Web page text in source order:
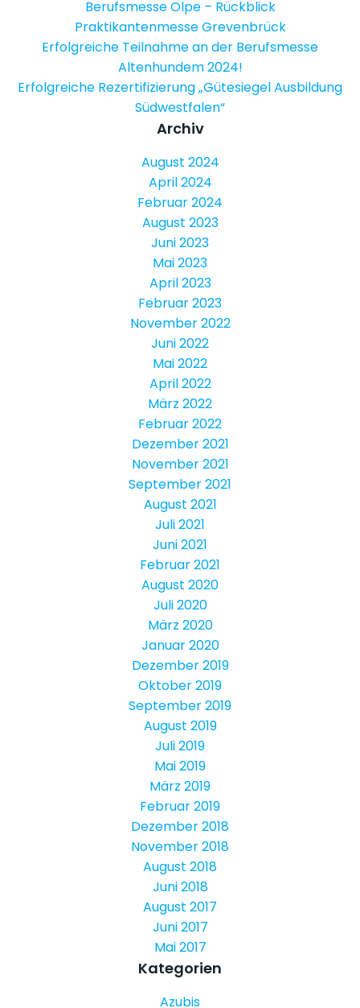
Berufsmesse Olpe – Rückblick
Praktikantenmesse Grevenbrück
Erfolgreiche Teilnahme an der Berufsmesse
Altenhundem 2024!
Erfolgreiche Rezertifizierung „Gütesiegel Ausbildung
Südwestfalen“
Archiv
August 2024
April 2024
Februar 2024
August 2023
Juni 2023
Mai 2023
April 2023
Februar 2023
November 2022
Juni 2022
Mai 2022
April 2022
März 2022
Februar 2022
Dezember 2021
November 2021
September 2021
August 2021
Juli 2021
Juni 2021
Februar 2021
August 2020
Juli 2020
März 2020
Januar 2020
Dezember 2019
Oktober 2019
September 2019
August 2019
Juli 2019
Mai 2019
März 2019
Februar 2019
Dezember 2018
November 2018
August 2018
Juni 2018
August 2017
Juni 2017
Mai 2017
Kategorien
Azubis